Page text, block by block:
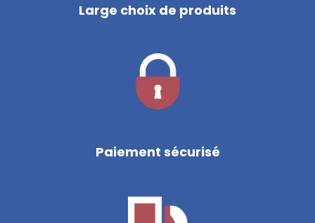
Large choix de produits
Paiement sécurisé